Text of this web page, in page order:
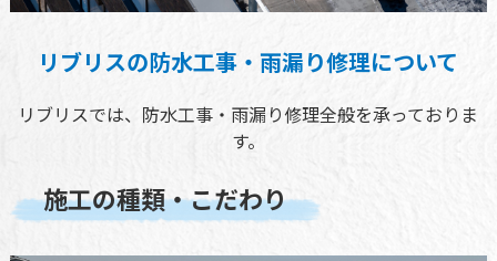
リブリスの防水工事・雨漏り修理について
リブリスでは、防水工事・雨漏り修理全般を承っておりま
す。
施工の種類・こだわり